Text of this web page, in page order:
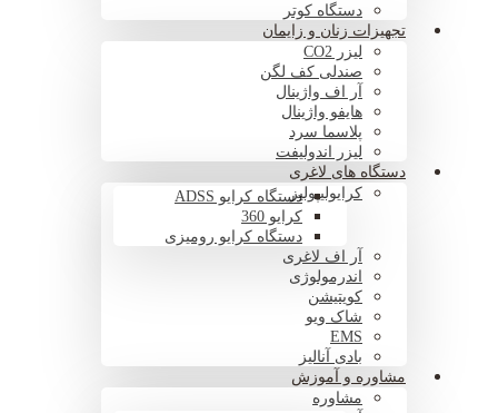
دستگاه کوتر
تجهیزات زنان و زایمان
لیزر CO2
صندلی کف لگن
آر اف واژینال
هایفو واژینال
پلاسما سرد
لیزر اندولیفت
دستگاه های لاغری
کرایولیپولیزدستگاه کرایو ADSS
کرایو 360
دستگاه کرایو رومیزی
آر اف لاغری
اندرمولوژی
کویتیشن
شاک ویو
EMS
بادی آنالیز
مشاوره و آموزش
مشاوره